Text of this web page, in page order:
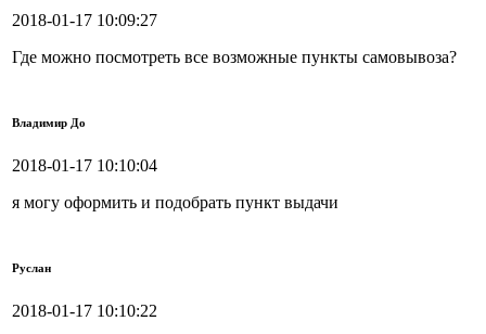
2018-01-17 10:09:27
Где можно посмотреть все возможные пункты самовывоза?
Владимир До
2018-01-17 10:10:04
я могу оформить и подобрать пункт выдачи
Руслан
2018-01-17 10:10:22